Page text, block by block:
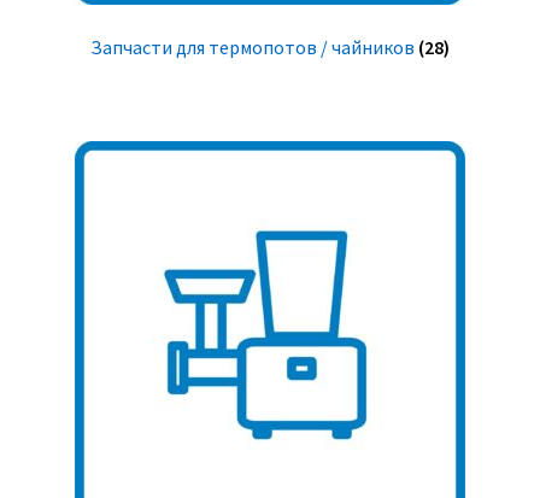
Запчасти для термопотов / чайников (28)